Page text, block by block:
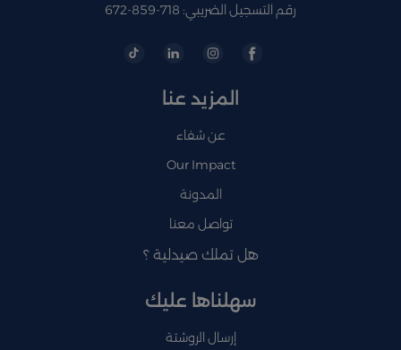
رقم التسجيل الضريبي: 718-859-672
المزيد عنا
عن شفاء
Our Impact
المدونة
تواصل معنا
هل تملك صيدلية ؟
سهلناها عليك
إرسال الروشتة